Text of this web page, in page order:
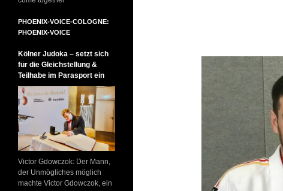
PHOENIX-VOICE-COLOGNE:
PHOENIX-VOICE
Kölner Judoka – setzt sich
für die Gleichstellung &
Teilhabe im Parasport ein
Victor Gdowczok: Der Mann,
der Unmögliches möglich
machte Victor Gdowczok, ein